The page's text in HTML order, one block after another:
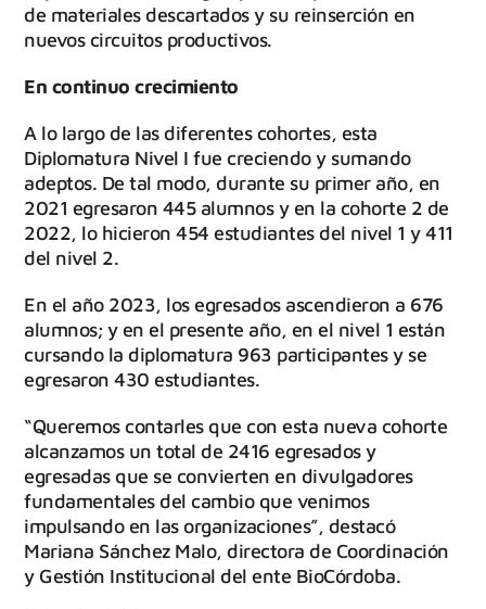
de materiales descartados y su reinserción en
nuevos circuitos productivos.
En continuo crecimiento
A lo largo de las diferentes cohortes, esta
Diplomatura Nivel I fue creciendo y sumando
adeptos. De tal modo, durante su primer año, en
2021 egresaron 445 alumnos y en la cohorte 2 de
2022, lo hicieron 454 estudiantes del nivel 1 y 411
del nivel 2.
En el año 2023, los egresados ascendieron a 676
alumnos; y en el presente año, en el nivel 1 están
cursando la diplomatura 963 participantes y se
egresaron 430 estudiantes.
“Queremos contarles que con esta nueva cohorte
alcanzamos un total de 2416 egresados y
egresadas que se convierten en divulgadores
fundamentales del cambio que venimos
impulsando en las organizaciones”, destacó
Mariana Sánchez Malo, directora de Coordinación
y Gestión Institucional del ente BioCórdoba.